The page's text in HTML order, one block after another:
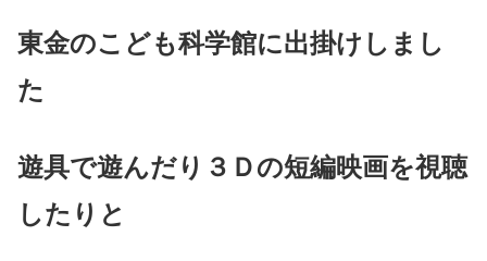
東金のこども科学館に出掛けしまし
た
遊具で遊んだり３Ｄの短編映画を視聴
したりと